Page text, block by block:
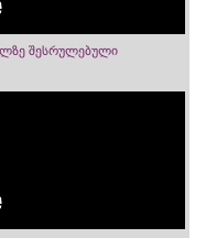
შესრულებული